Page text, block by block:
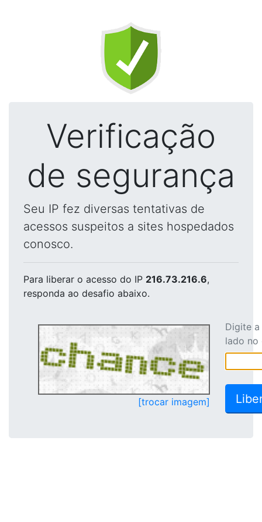
Verificação
de segurança
Seu IP fez diversas tentativas de
acessos suspeitos a sites hospedados
conosco.
Para liberar o acesso do IP 216.73.216.6,
responda ao desafio abaixo.
[trocar imagem]
Digite
lado no